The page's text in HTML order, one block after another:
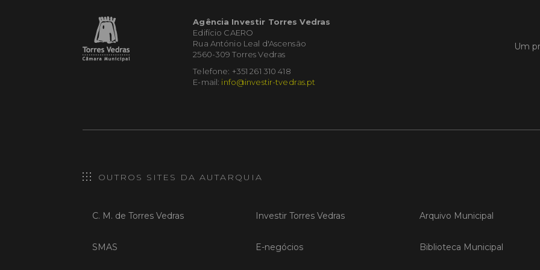
Feira
Um
7 de
Agência Investir Torres Vedras
Edifício CAERO
Rua António Leal d'Ascensão
2560-309 Torres Vedras
Telefone: +351 261 310 418
E-mail: info@investir-tvedras.pt
Um
OUTROS SITES DA AUTARQUIA
C. M. de Torres Vedras
SMAS
Investir Torres Vedras
E-negócios
Arquivo Municipal
Biblioteca Municipal